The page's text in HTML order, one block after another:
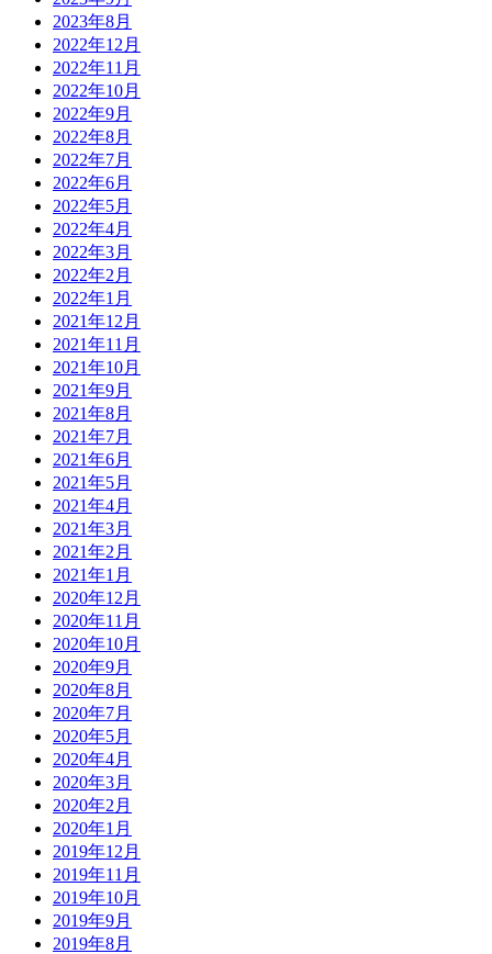
2023年8月
2022年12月
2022年11月
2022年10月
2022年9月
2022年8月
2022年7月
2022年6月
2022年5月
2022年4月
2022年3月
2022年2月
2022年1月
2021年12月
2021年11月
2021年10月
2021年9月
2021年8月
2021年7月
2021年6月
2021年5月
2021年4月
2021年3月
2021年2月
2021年1月
2020年12月
2020年11月
2020年10月
2020年9月
2020年8月
2020年7月
2020年5月
2020年4月
2020年3月
2020年2月
2020年1月
2019年12月
2019年11月
2019年10月
2019年9月
2019年8月